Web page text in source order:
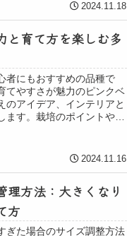
2024.11.18
と育て方を楽しむ多
者にもおすすめの品種で
てやすさが魅力のピンクベ
のアイデア、インテリアと
す。栽培のポイントや季
2024.11.16
理方法：大きくなり
方
ぎた場合のサイズ調整方法